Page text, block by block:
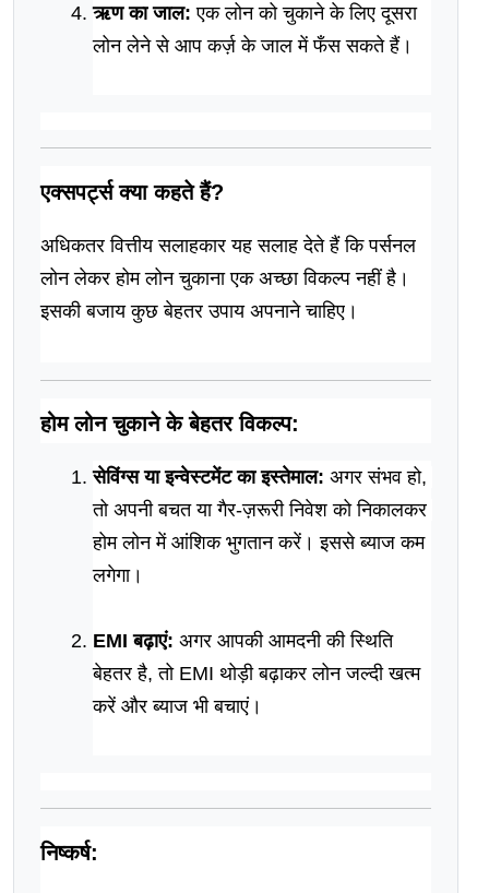
ऋण का जाल: एक लोन को चुकाने के लिए दूसरा
लोन लेने से आप कर्ज़ के जाल में फँस सकते हैं।
एक्सपर्ट्स क्या कहते हैं?
अधिकतर वित्तीय सलाहकार यह सलाह देते हैं कि पर्सनल
लोन लेकर होम लोन चुकाना एक अच्छा विकल्प नहीं है।
इसकी बजाय कुछ बेहतर उपाय अपनाने चाहिए।
होम लोन चुकाने के बेहतर विकल्प:
सेविंग्स या इन्वेस्टमेंट का इस्तेमाल: अगर संभव हो,
तो अपनी बचत या गैर-ज़रूरी निवेश को निकालकर
होम लोन में आंशिक भुगतान करें। इससे ब्याज कम
लगेगा।
EMI बढ़ाएं: अगर आपकी आमदनी की स्थिति
बेहतर है, तो EMI थोड़ी बढ़ाकर लोन जल्दी खत्म
करें और ब्याज भी बचाएं।
निष्कर्ष: